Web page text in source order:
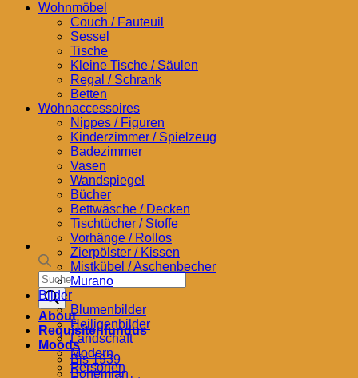
Products
search
About
Requisitenfundus
Moods
Bis 1939
Bohemian
Wohnmöbel
Couch / Fauteuil
Sessel
Tische
Kleine Tische / Säulen
Regal / Schrank
Betten
Wohnaccessoires
Nippes / Figuren
Kinderzimmer / Spielzeug
Badezimmer
Vasen
Wandspiegel
Bücher
Bettwäsche / Decken
Tischtücher / Stoffe
Vorhänge / Rollos
Zierpölster / Kissen
Mistkübel / Aschenbecher
Murano
Bilder
Blumenbilder
Heiligenbilder
Landschaft
Modern
Personen